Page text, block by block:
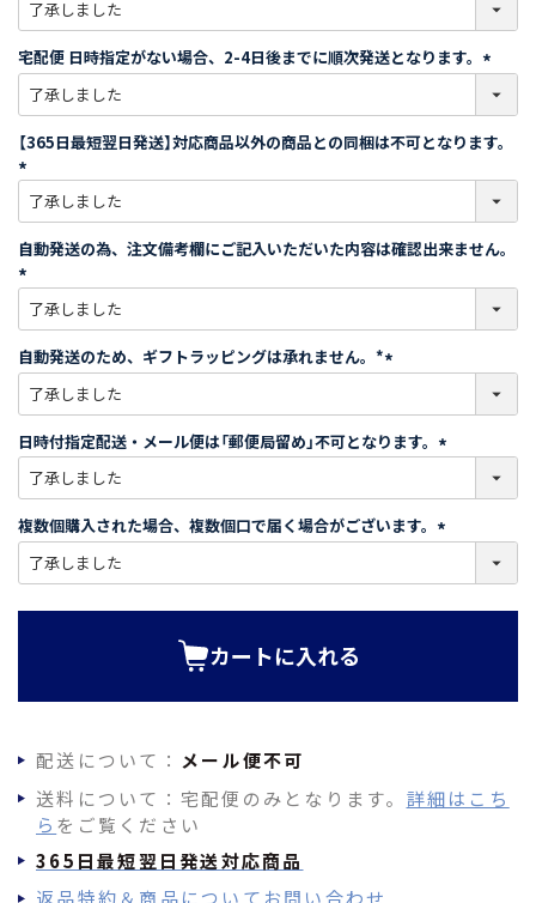
必
須
)
宅配便 日時指定がない場合、2-4日後までに順次発送となります。
必
須
)
【365日最短翌日発送】対応商品以外の商品との同梱は不可となります。
必
須
)
自動発送の為、注文備考欄にご記入いただいた内容は確認出来ません。
必
須
)
自動発送のため、ギフトラッピングは承れません。*
必
須
)
日時付指定配送・メール便は「郵便局留め」不可となります。
必
)
複数個購入された場合、複数個口で届く場合がございます。
必
カートに入れる
配送について： メール便不可
送料について：宅配便のみとなります。 詳細はこち
ら をご覧ください
365日最短翌日発送対応商品